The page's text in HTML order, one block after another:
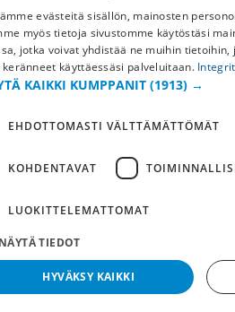
evästeitä sisällön, mainosten
myös tietoja sivustomme käytöstäsi
jotka voivat yhdistää ne muihin
keränneet käyttäessäsi palveluitaan.
KAIKKI KUMPPANIT (1913) →
EHDOTTOMASTI VÄLTTÄMÄTTÖMÄT
KOHDENTAVAT
LUOKITTELEMATTOMAT
TIEDOT
HYVÄKSY KAIKKI